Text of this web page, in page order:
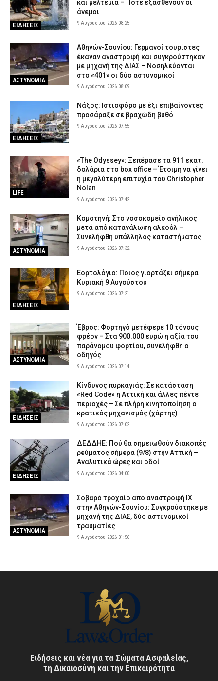
ΕΙΔΗΣΕΙΣ
και μελτέμια – Πότε εξασθενούν οι
άνεμοι
9 Αυγούστου 2026 08:25
ΑΣΤΥΝΟΜΙΑ
Αθηνών-Σουνίου: Γερμανοί τουρίστες
έκαναν αναστροφή και συγκρούστηκαν
με μηχανή της ΔΙΑΣ – Νοσηλεύονται
στο «401» οι δύο αστυνομικοί
9 Αυγούστου 2026 08:09
ΕΙΔΗΣΕΙΣ
Νάξος: Ιστιοφόρο με έξι επιβαίνοντες
προσάραξε σε βραχώδη βυθό
9 Αυγούστου 2026 07:55
LIFE
«The Odyssey»: Ξεπέρασε τα 911 εκατ.
δολάρια στο box office – Έτοιμη να γίνει
η μεγαλύτερη επιτυχία του Christopher
Nolan
9 Αυγούστου 2026 07:42
ΑΣΤΥΝΟΜΙΑ
Κομοτηνή: Στο νοσοκομείο ανήλικος
μετά από κατανάλωση αλκοόλ –
Συνελήφθη υπάλληλος καταστήματος
9 Αυγούστου 2026 07:32
ΕΙΔΗΣΕΙΣ
Εορτολόγιο: Ποιος γιορτάζει σήμερα
Κυριακή 9 Αυγούστου
9 Αυγούστου 2026 07:21
ΑΣΤΥΝΟΜΙΑ
Έβρος: Φορτηγό μετέφερε 10 τόνους
φρέον – Στα 900.000 ευρώ η αξία του
παράνομου φορτίου, συνελήφθη ο
οδηγός
9 Αυγούστου 2026 07:14
ΕΙΔΗΣΕΙΣ
Κίνδυνος πυρκαγιάς: Σε κατάσταση
«Red Code» η Αττική και άλλες πέντε
περιοχές – Σε πλήρη κινητοποίηση ο
κρατικός μηχανισμός (χάρτης)
9 Αυγούστου 2026 07:02
ΕΙΔΗΣΕΙΣ
ΔΕΔΔΗΕ: Πού θα σημειωθούν διακοπές
ρεύματος σήμερα (9/8) στην Αττική –
Αναλυτικά ώρες και οδοί
9 Αυγούστου 2026 04:00
ΑΣΤΥΝΟΜΙΑ
Σοβαρό τροχαίο από αναστροφή ΙΧ
στην Αθηνών-Σουνίου: Συγκρούστηκε με
μηχανή της ΔΙΑΣ, δύο αστυνομικοί
τραυματίες
9 Αυγούστου 2026 01:56
Ειδήσεις και νέα για τα Σώματα Ασφαλείας,
τη Δικαιοσύνη και την Επικαιρότητα